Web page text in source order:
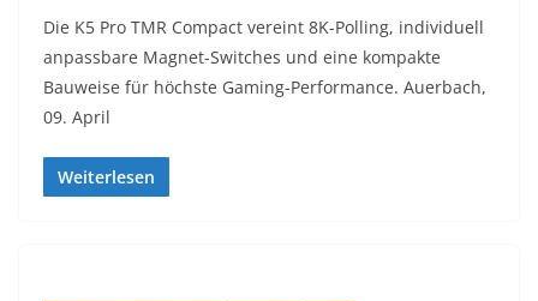
Die K5 Pro TMR Compact vereint 8K-Polling, individuell
anpassbare Magnet-Switches und eine kompakte
Bauweise für höchste Gaming-Performance. Auerbach,
09. April
Weiterlesen